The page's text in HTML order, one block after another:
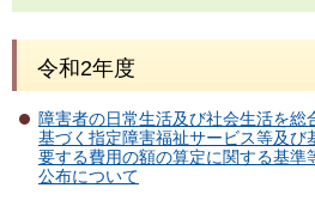
令和2年度
障害者の日常生活及び社会生活を総
基づく指定障害福祉サービス等及び
要する費用の額の算定に関する基準
公布について